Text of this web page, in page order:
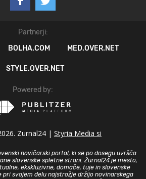
Partnerji:
BOLHA.COM MED.OVER.NET
STYLE.OVER.NET
Powered by:
Zurnal24 | Styria Media si
novičarski portal, ki se po dosegu uvršča
slovenske spletne strani. Žurnal24 je mesto,
ekskluzivne, domače, tuje in slovenske
pri svojem delu najstrožje držijo novinarskega